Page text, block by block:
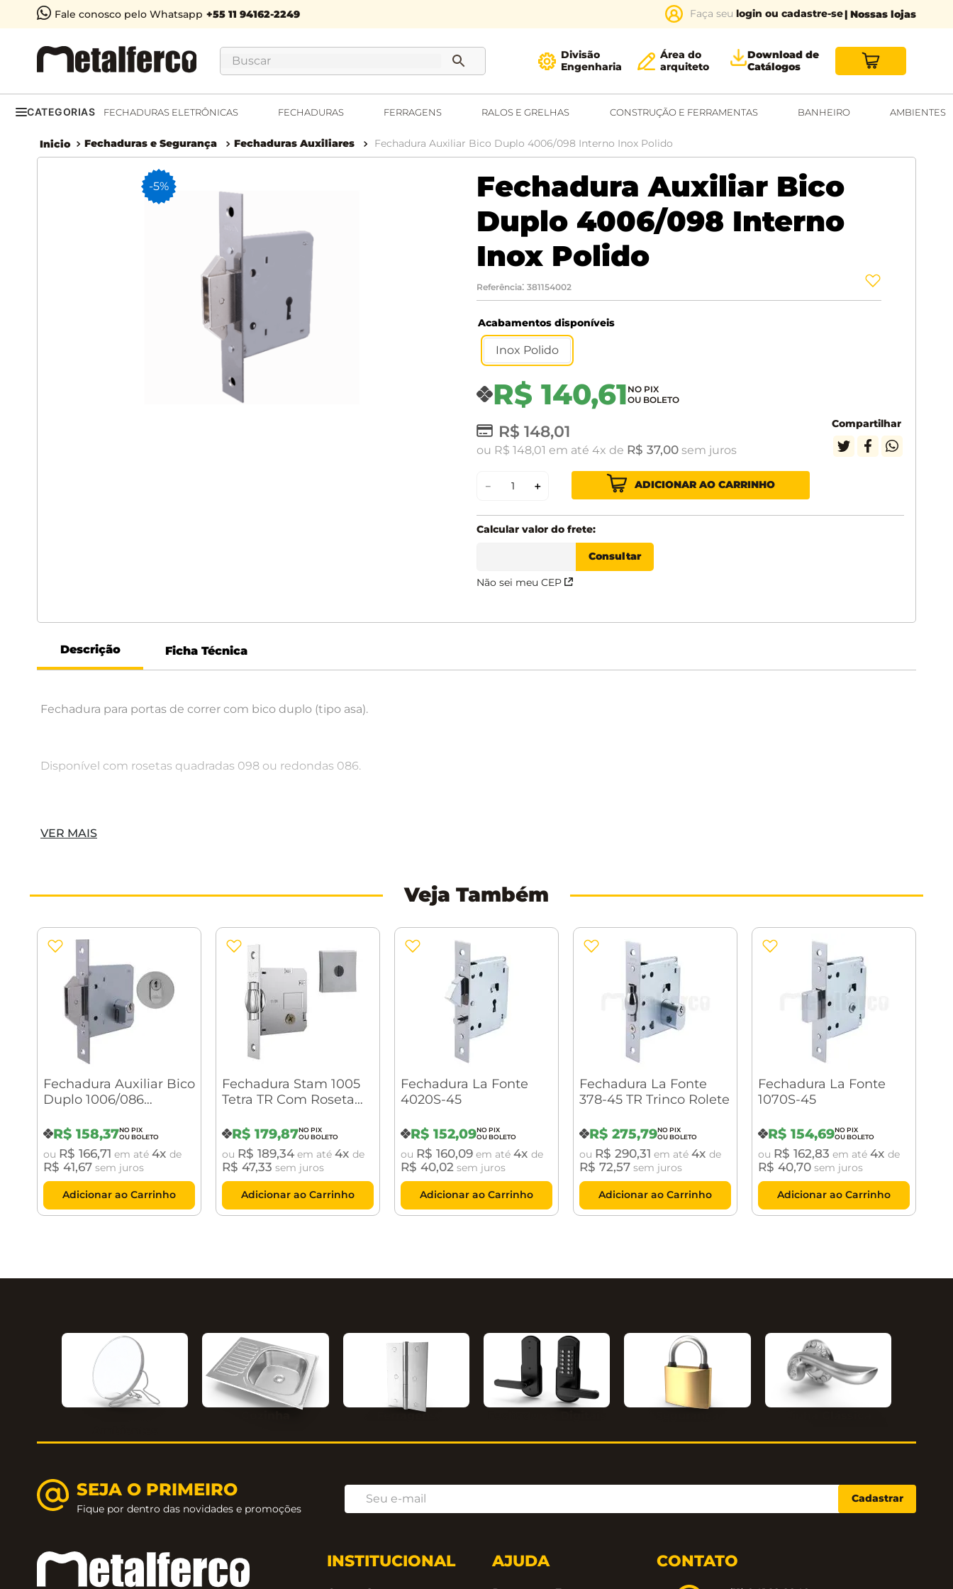
Fale conosco pelo Whatsapp login ou cadastre-se| Nossas lojas
Buscar
Divisão
Engenharia
Área do
arquiteto
Download de
Catálogos
CATEGORIAS FECHADURAS ELETRÔNICAS FECHADURAS FERRAGENS RALOS E GRELHAS CONSTRUÇÃO E FERRAMENTAS BANHEIRO AMBIENTES
Fechaduras e Segurança Fechaduras Auxiliares Fechadura Auxiliar Bico Duplo 4006/098 Interno Inox Polido
-5%
Fechadura Auxiliar Bico
Duplo 4006/098 Interno
Inox Polido
Referência: 381154002
Acabamentos disponíveis
Inox Polido
R$ 140,61
R$ 148,01
ou R$ 148,01 em até 4 de R$ 37,00 sem juros
Compartilhar
＋
－ ADICIONAR AO CARRINHO
Não sei meu CEP
Descrição Ficha Técnica
Fechadura para portas de correr com bico duplo (tipo asa).
Disponível com rosetas quadradas 098 ou redondas 086.
Modelo: 4006/098
Linha: Fechaduras Auxiliares
Acabamento: Inox Polido
Referência: 4006/098
Distância de broca: 45 mm.
Uso / Aplicações:
Disponível com rosetas quadradas 098 ou redondas 086.
VER MAIS
Veja Também
Fechadura Auxiliar Bico
Duplo 1006/086
R$ 158,37
ou R$ 166,71 em até 4 de
R$ 41,67 sem juros
Adicionar ao Carrinho
Fechadura Stam 1005
Tetra TR Com Roseta
Acetinado
R$ 179,87
ou R$ 189,34em até 4 de
R$ 47,33 sem juros
Adicionar ao Carrinho
Fechadura La Fonte
4020S-45
R$ 152,09
ou R$ 160,09 em até 4 de
R$ 40,02 sem juros
Adicionar ao Carrinho
Fechadura La Fonte
378-45 TR Trinco Rolete
R$ 275,79
ou R$ 290,31 em até 4 de
R$ 72,57 sem juros
Adicionar ao Carrinho
Fechadura La Fonte
1070S-45
R$ 154,69
ou R$ 162,83 em até 4 de
R$ 40,70 sem juros
Adicionar ao Carrinho
Ferragens
SEJA O PRIMEIRO
Fique por dentro das novidades e promoções
Cadastrar
INSTITUCIONAL AJUDA CONTATO